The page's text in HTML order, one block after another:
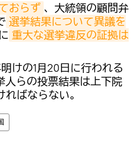
おらず 、大統領の顧問弁
選挙結果について異議を
重大な選挙違反の証拠は
けの1月20日に行われる
人らの投票結果は上下院
ばならない。